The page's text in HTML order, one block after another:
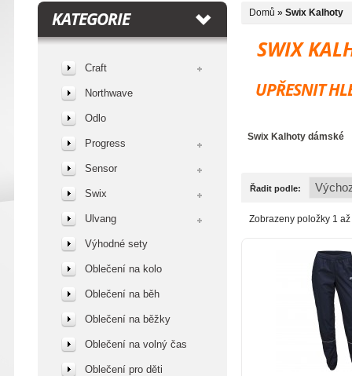
KATEGORIE
Craft
Northwave
Odlo
Progress
Sensor
Swix
Ulvang
Výhodné sety
Oblečení na kolo
Oblečení na běh
Oblečení na běžky
Oblečení na volný čas
Oblečení pro děti
Domů » Swix Kalhoty
SWIX
UPŘESNIT
Swix Kalhoty dámské
Řadit podle:
Zobrazeny položky 1